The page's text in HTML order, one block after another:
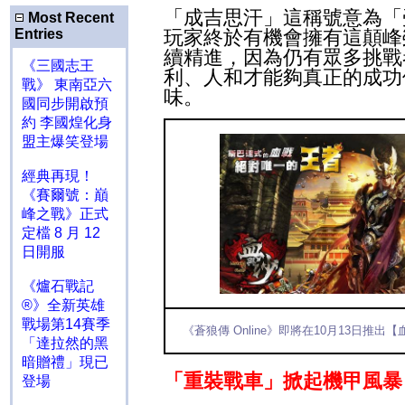
Most Recent
Entries
《三國志王
戰》 東南亞六
國同步開啟預
約 李國煌化身
盟主爆笑登場
經典再現！
《賽爾號：巔
峰之戰》正式
定檔 8 月 12
日開服
《爐石戰記
®》全新英雄
戰場第14賽季
「達拉然的黑
暗贈禮」現已
登場
「成吉思汗」這稱號意為
玩家終於有機會擁有這顛
續精進，因為仍有眾多挑
利、人和才能夠真正的成
味。
《蒼狼傳 Online》即將在10月 13日推出【
「 重裝戰車 」掀起機甲風暴